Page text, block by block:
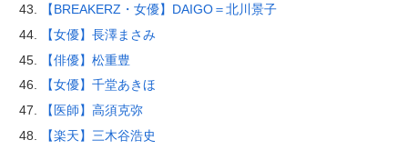
【BREAKERZ・女優】DAIGO＝北川景子
【女優】長澤まさみ
【俳優】松重豊
【女優】千堂あきほ
【医師】高須克弥
【楽天】三木谷浩史